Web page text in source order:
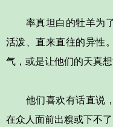
率真坦白的牡羊为了
活泼、直来直往的异性
气，或是让他们的天真想
他们喜欢有话直说，
在众人面前出糗或下不了